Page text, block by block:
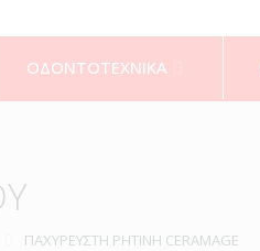
ΟΔΟΝΤΟΤΕΧΝΙΚΑ
ΠΑΧΥΡΕΥΣΤΗ ΡΗΤΙΝΗ CERAMAGE